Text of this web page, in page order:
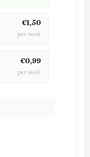
€1,50
per week
€0,99
per week